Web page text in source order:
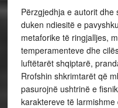
Përzgjedhja e autorit
duken ndiesitë e
metaforike të ringjalljes,
temperamenteve dhe
luftëtarët shqiptarë,
Rrofshin shkrimtarët që
pasurojnë ushtrinë e
karaktereve të